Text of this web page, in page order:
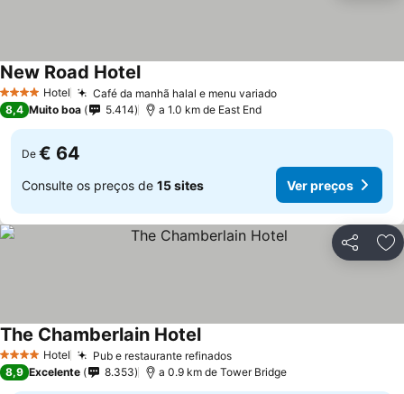
4 EstrelasHotel Café da manhã halal e menu variadoVer preços
New Road HotelVer preços
8,4 Muito boa 5.414 a 1.0 km de East End
De € 64
Consulte os preços de 15 sites Ver preços
Partilhar
4 EstrelasHotel Pub e restaurante refinadosVer preços
The Chamberlain HotelVer preços
8,9 Excelente 8.353 a 0.9 km de Tower Bridge